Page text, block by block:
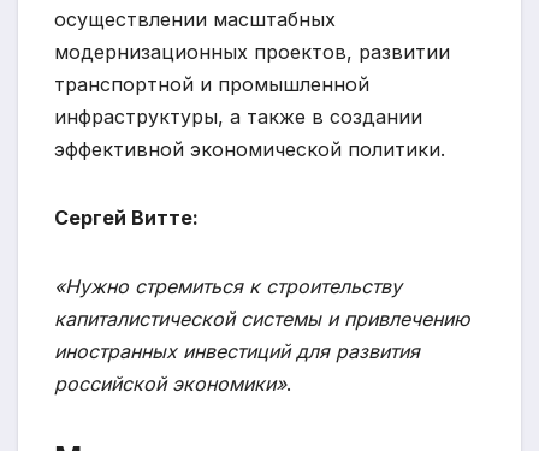
осуществлении масштабных
модернизационных проектов, развитии
транспортной и промышленной
инфраструктуры, а также в создании
эффективной экономической политики.
Сергей Витте:
«Нужно стремиться к строительству
капиталистической системы и привлечению
иностранных инвестиций для развития
российской экономики».